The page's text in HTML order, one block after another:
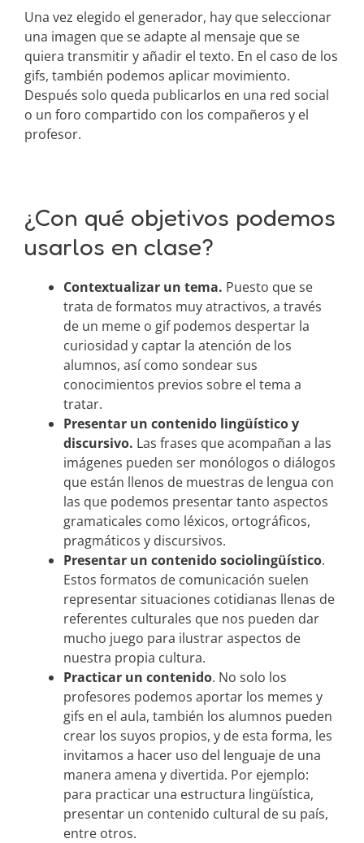
Una vez elegido el generador, hay que seleccionar
una imagen que se adapte al mensaje que se
quiera transmitir y añadir el texto. En el caso de los
gifs, también podemos aplicar movimiento.
Después solo queda publicarlos en una red social
o un foro compartido con los compañeros y el
profesor.
¿Con qué objetivos podemos
usarlos en clase?
Contextualizar un tema. Puesto que se
trata de formatos muy atractivos, a través
de un meme o gif podemos despertar la
curiosidad y captar la atención de los
alumnos, así como sondear sus
conocimientos previos sobre el tema a
tratar.
Presentar un contenido lingüístico y
discursivo. Las frases que acompañan a las
imágenes pueden ser monólogos o diálogos
que están llenos de muestras de lengua con
las que podemos presentar tanto aspectos
gramaticales como léxicos, ortográficos,
pragmáticos y discursivos.
Presentar un contenido sociolingüístico.
Estos formatos de comunicación suelen
representar situaciones cotidianas llenas de
referentes culturales que nos pueden dar
mucho juego para ilustrar aspectos de
nuestra propia cultura.
Practicar un contenido. No solo los
profesores podemos aportar los memes y
gifs en el aula, también los alumnos pueden
crear los suyos propios, y de esta forma, les
invitamos a hacer uso del lenguaje de una
manera amena y divertida. Por ejemplo:
para practicar una estructura lingüística,
presentar un contenido cultural de su país,
entre otros.